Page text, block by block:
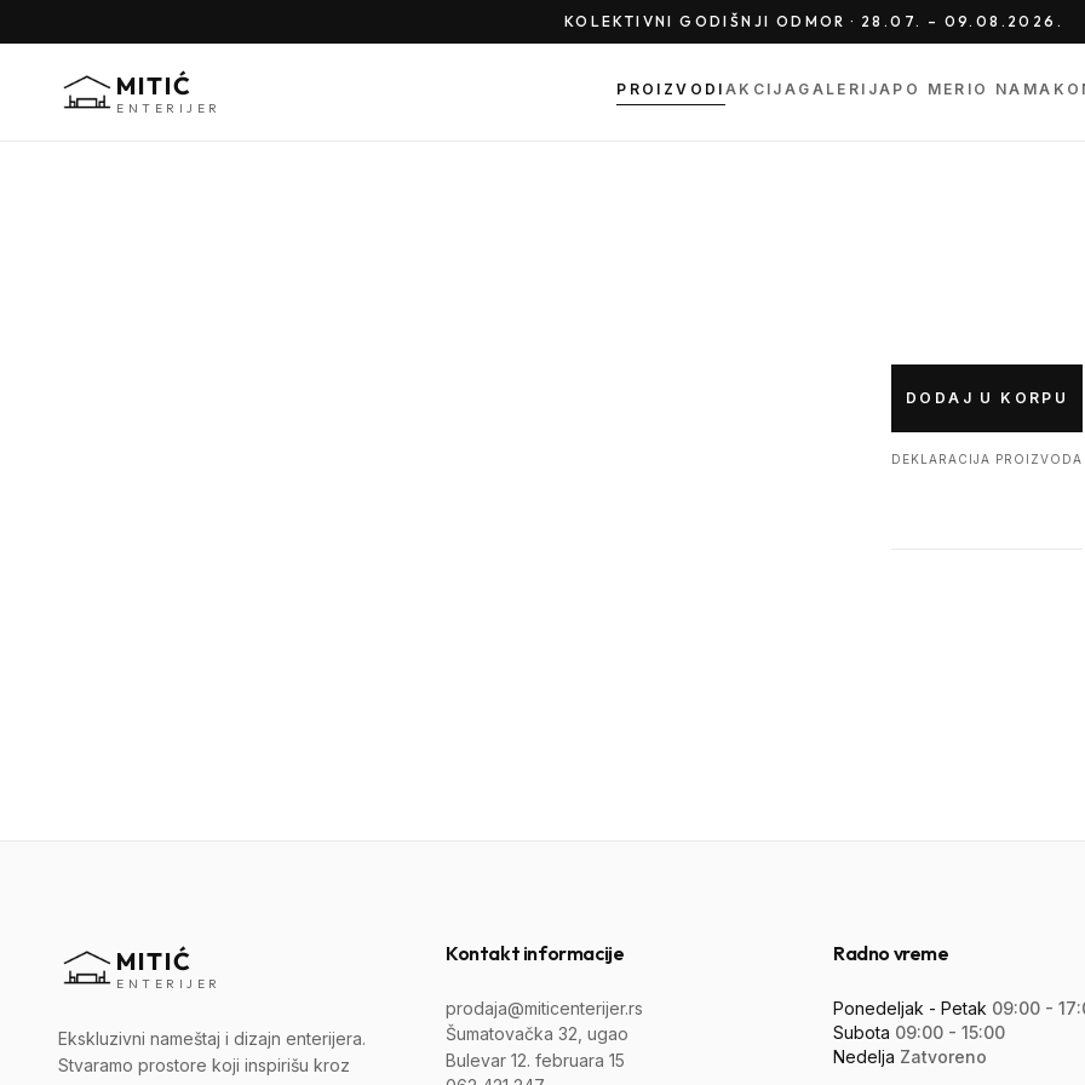
KOLEKTIVNI GODIŠNJI ODMOR · 28.07. – 09.08.2026.
MITIĆ
ENTERIJER
PROIZVODI AKCIJA GALERIJA PO MERI O NAMA
DODAJ U KORPU
DEKLARACIJA PROIZVODA
MITIĆ
ENTERIJER
Ekskluzivni nameštaj i dizajn enterijera.
Stvaramo prostore koji inspirišu kroz
Kontakt informacije
prodaja@miticenterijer.rs
Šumatovačka 32, ugao
Bulevar 12. februara 15
Radno vreme
Ponedeljak - Petak 09:00 -
Subota 09:00 - 15:00
Nedelja Zatvoreno